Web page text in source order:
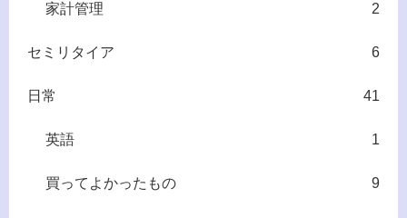
家計管理 2
セミリタイア 6
日常 41
英語 1
買ってよかったもの 9